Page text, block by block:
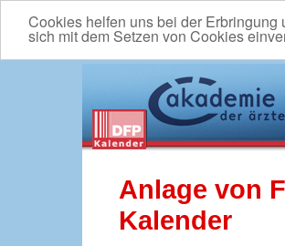
Cookies helfen uns bei der
sich mit dem Setzen von Cookies
Anlage von
Kalender